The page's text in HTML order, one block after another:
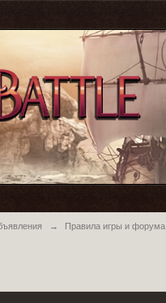
→ Правила игры и форума